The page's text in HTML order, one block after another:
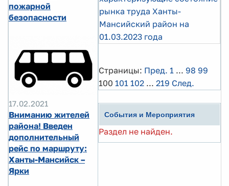
пожарной
безопасности
17.02.2021
Вниманию жителей
района! Введен
дополнительный
рейс по маршруту:
Ханты-Мансийск –
Ярки
рынка труда Ханты-
Мансийский район на
01.03.2023 года
Страницы: Пред. 1 ... 98 99
100 101 102 ... 219 След.
События и Мероприятия
Раздел не найден.